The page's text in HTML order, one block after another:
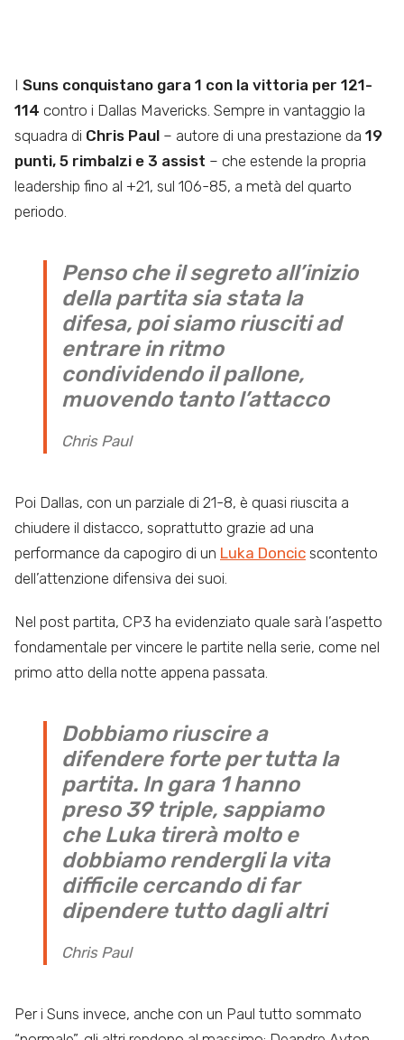
I Suns conquistano gara 1 con la vittoria per 121-
114 contro i Dallas Mavericks. Sempre in vantaggio la
squadra di Chris Paul – autore di una prestazione da 19
punti, 5 rimbalzi e 3 assist – che estende la propria
leadership fino al +21, sul 106-85, a metà del quarto
periodo.
Penso che il segreto all’inizio
della partita sia stata la
difesa, poi siamo riusciti ad
entrare in ritmo
condividendo il pallone,
muovendo tanto l’attacco
Chris Paul
Poi Dallas, con un parziale di 21-8, è quasi riuscita a
chiudere il distacco, soprattutto grazie ad una
performance da capogiro di un Luka Doncic scontento
dell’attenzione difensiva dei suoi.
Nel post partita, CP3 ha evidenziato quale sarà l’aspetto
fondamentale per vincere le partite nella serie, come nel
primo atto della notte appena passata.
Dobbiamo riuscire a
difendere forte per tutta la
partita. In gara 1 hanno
preso 39 triple, sappiamo
che Luka tirerà molto e
dobbiamo rendergli la vita
difficile cercando di far
dipendere tutto dagli altri
Chris Paul
Per i Suns invece, anche con un Paul tutto sommato